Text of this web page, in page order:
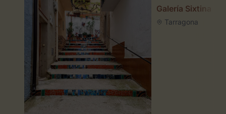
Galería Sixtina
Tarragona